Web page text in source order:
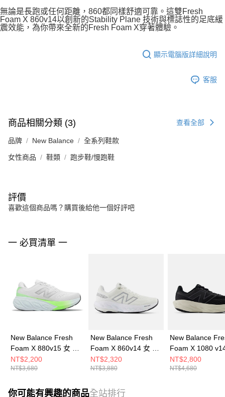
無論是長跑或任何距離，860都同樣舒適可靠。這雙Fresh
Foam X 860v14以創新的Stability Plane 技術與標誌性的足底緩
震效能，為你帶來全新的Fresh Foam X穿著體驗。
顯示電腦版詳細說明
客服
商品相關分類 (3) 查看全部
品牌 New Balance 全系列鞋款
女性商品 鞋類 跑步鞋/慢跑鞋
評價
喜歡這個商品嗎？購買後給他一個好評吧
一 必買清單 一
New Balance Fresh
Foam X 880v15 女 慢
跑鞋 W880D15-D
NT$2,200
NT$3,680
New Balance Fresh
Foam X 860v14 女 慢
跑鞋 W860C14-D
NT$2,320
NT$3,880
New Balance
Foam X 1080
慢跑鞋
NT$2,800
NT$4,680
你可能有興趣的商品全站排行